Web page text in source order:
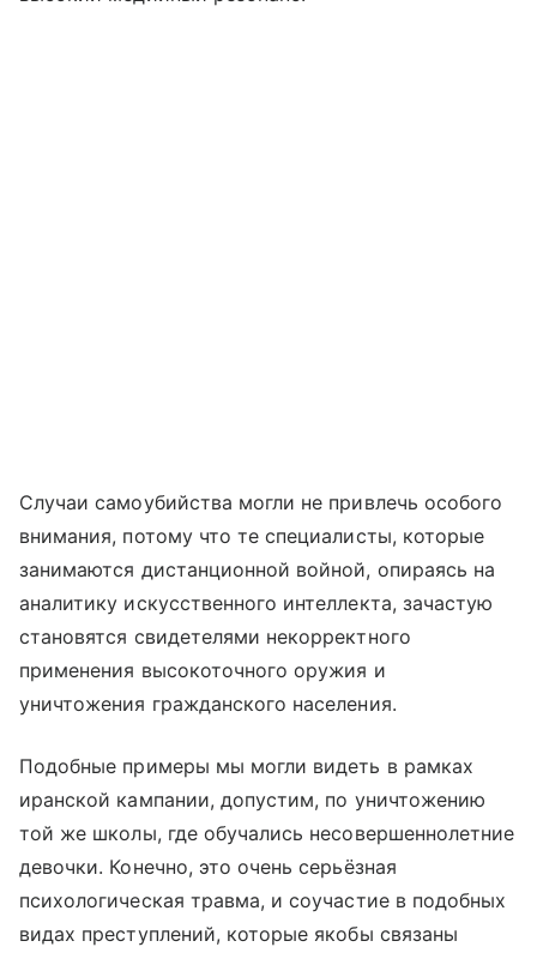
Случаи самоубийства могли не привлечь особого
внимания, потому что те специалисты, которые
занимаются дистанционной войной, опираясь на
аналитику искусственного интеллекта, зачастую
становятся свидетелями некорректного
применения высокоточного оружия и
уничтожения гражданского населения.
Подобные примеры мы могли видеть в рамках
иранской кампании, допустим, по уничтожению
той же школы, где обучались несовершеннолетние
девочки. Конечно, это очень серьёзная
психологическая травма, и соучастие в подобных
видах преступлений, которые якобы связаны